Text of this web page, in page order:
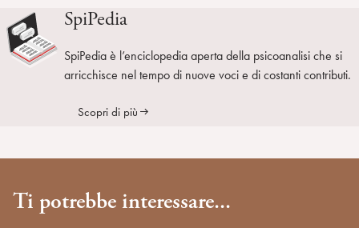
SpiPedia
SpiPedia è l’enciclopedia aperta della psicoanalisi che si
arricchisce nel tempo di nuove voci e di costanti contributi.
Scopri di più
Ti potrebbe interessare...